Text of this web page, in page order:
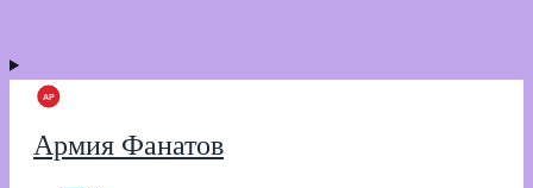
Армия Фанатов